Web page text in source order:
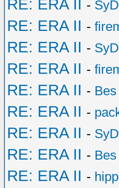
RE: ERA II -
RE: ERA II -
RE: ERA II -
RE: ERA II -
RE: ERA II - Bes
RE: ERA II -
RE: ERA II -
RE: ERA II - Bes
RE: ERA II -